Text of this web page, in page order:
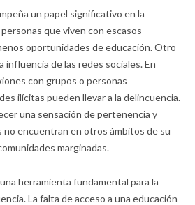
un papel significativo en la
que viven con escasos
oportunidades de educación. Otro
de las redes sociales. En
con grupos o personas
ilícitas pueden llevar a la delincuencia.
una sensación de pertenencia y
no encuentran en otros ámbitos de su
marginadas.
herramienta fundamental para la
La falta de acceso a una educación